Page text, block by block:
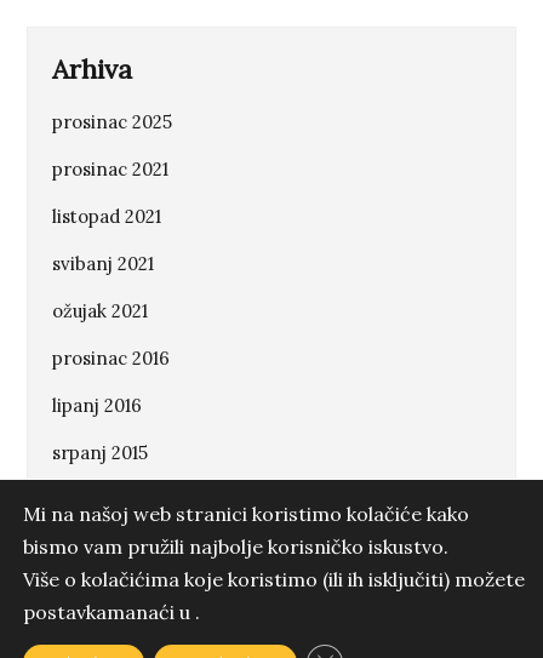
Arhiva
prosinac 2025
prosinac 2021
listopad 2021
svibanj 2021
ožujak 2021
prosinac 2016
lipanj 2016
srpanj 2015
Kategorije
Drugi o našima
Imate neku ideju ili projekt koji
treba realizirati? Pišite
Napišite nam poruku
+385 99 64 69 437 info@3pmmedia.hr
© 2021. 3PMmedia - Sva prava pridržana.
Mi na našoj web stranici koristimo kolačiće kako
bismo vam pružili najbolje korisničko iskustvo.
Više o kolačićima koje koristimo (ili ih isključiti) možete
naći u
postavkama .